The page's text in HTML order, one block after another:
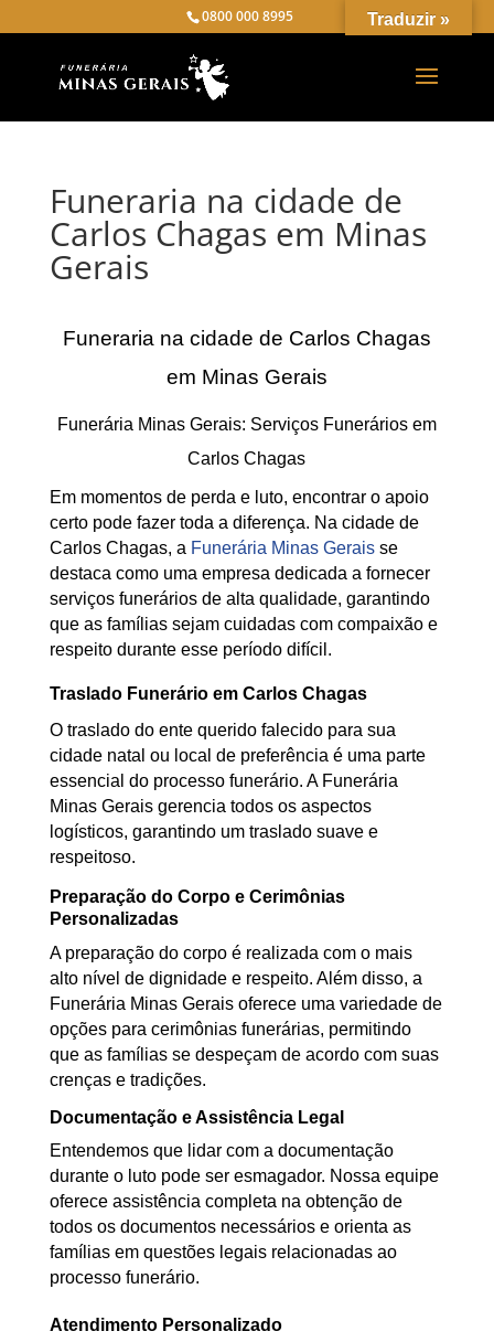
0800 000 8995
Funeraria na cidade de
Carlos Chagas em Minas
Gerais
Funeraria na cidade de Carlos Chagas
em Minas Gerais
Funerária Minas Gerais: Serviços Funerários em
Carlos Chagas
Em momentos de perda e luto, encontrar o apoio
certo pode fazer toda a diferença. Na cidade de
Carlos Chagas, a Funerária Minas Geraisse
destaca como uma empresa dedicada a fornecer
serviços funerários de alta qualidade, garantindo
que as famílias sejam cuidadas com compaixão e
respeito durante esse período difícil.
Traslado Funerário em Carlos Chagas
O traslado do ente querido falecido para sua
cidade natal ou local de preferência é uma parte
essencial do processo funerário. A Funerária
Minas Gerais gerencia todos os aspectos
logísticos, garantindo um traslado suave e
respeitoso.
Preparação do Corpo e Cerimônias
Personalizadas
A preparação do corpo é realizada com o mais
alto nível de dignidade e respeito. Além disso, a
Funerária Minas Gerais oferece uma variedade de
opções para cerimônias funerárias, permitindo
que as famílias se despeçam de acordo com suas
crenças e tradições.
Documentação e Assistência Legal
Entendemos que lidar com a documentação
durante o luto pode ser esmagador. Nossa equipe
oferece assistência completa na obtenção de
todos os documentos necessários e orienta as
famílias em questões legais relacionadas ao
processo funerário.
Atendimento Personalizado
Traduzir »